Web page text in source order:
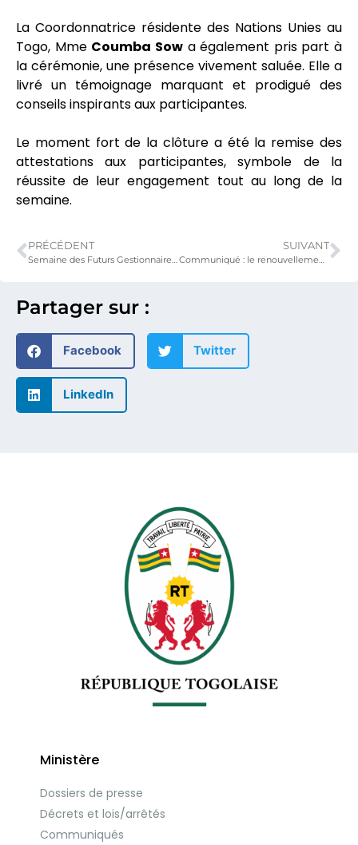
Partager sur :
Facebook Twitter
LinkedIn
La Coordonnatrice résidente des Nations Unies au
Togo, Mme Coumba Sowa également pris part à
la cérémonie, une présence vivement saluée. Elle a
livré un témoignage marquant et prodigué des
conseils inspirants aux participantes.
Le moment fort de la clôture a été la remise des
attestations aux participantes, symbole de la
réussite de leur engagement tout au long de la
semaine.
PRÉCÉDENT SUIVANT
Ministère
Dossiers de presse
Décrets et lois/arrêtés
Communiqués